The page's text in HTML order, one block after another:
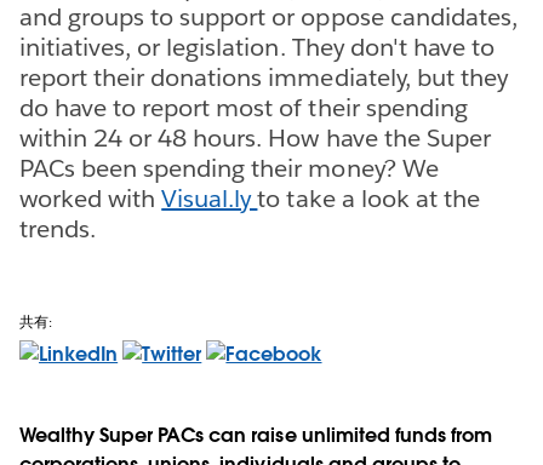
and groups to support or oppose candidates,
initiatives, or legislation. They don't have to
report their donations immediately, but they
do have to report most of their spending
within 24 or 48 hours. How have the Super
PACs been spending their money? We
worked withVisual.lyto take a look at the
trends.
共有:
Wealthy Super PACs can raise unlimited funds from